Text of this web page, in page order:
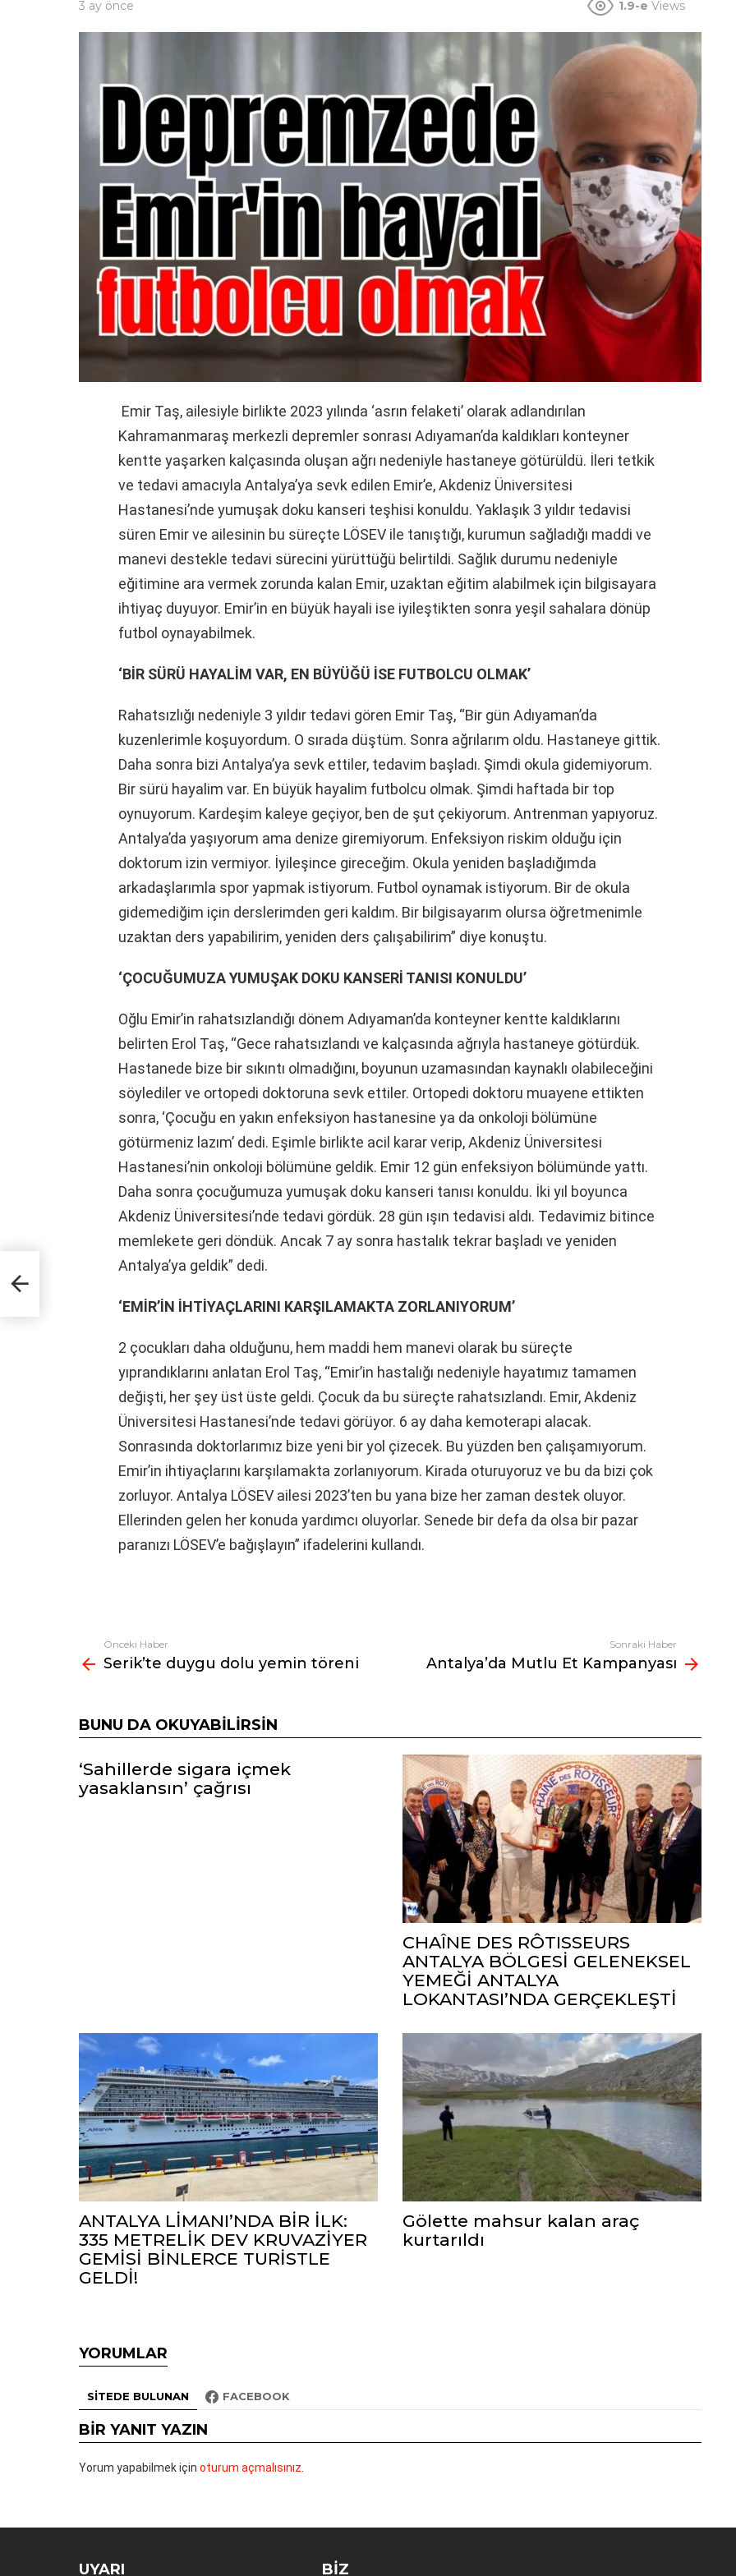
3 ay önce 1.9-e Views
Emir Taş, ailesiyle birlikte 2023 yılında ‘asrın felaketi’ olarak adlandırılan
Kahramanmaraş merkezli depremler sonrası Adıyaman’da kaldıkları konteyner
kentte yaşarken kalçasında oluşan ağrı nedeniyle hastaneye götürüldü. İleri tetkik
ve tedavi amacıyla Antalya’ya sevk edilen Emir’e, Akdeniz Üniversitesi
Hastanesi’nde yumuşak doku kanseri teşhisi konuldu. Yaklaşık 3 yıldır tedavisi
süren Emir ve ailesinin bu süreçte LÖSEV ile tanıştığı, kurumun sağladığı maddi ve
manevi destekle tedavi sürecini yürüttüğü belirtildi. Sağlık durumu nedeniyle
eğitimine ara vermek zorunda kalan Emir, uzaktan eğitim alabilmek için bilgisayara
ihtiyaç duyuyor. Emir’in en büyük hayali ise iyileştikten sonra yeşil sahalara dönüp
futbol oynayabilmek.
‘BİR SÜRÜ HAYALİM VAR, EN BÜYÜĞÜ İSE FUTBOLCU OLMAK’
Rahatsızlığı nedeniyle 3 yıldır tedavi gören Emir Taş, “Bir gün Adıyaman’da
kuzenlerimle koşuyordum. O sırada düştüm. Sonra ağrılarım oldu. Hastaneye gittik.
Daha sonra bizi Antalya’ya sevk ettiler, tedavim başladı. Şimdi okula gidemiyorum.
Bir sürü hayalim var. En büyük hayalim futbolcu olmak. Şimdi haftada bir top
oynuyorum. Kardeşim kaleye geçiyor, ben de şut çekiyorum. Antrenman yapıyoruz.
Antalya’da yaşıyorum ama denize giremiyorum. Enfeksiyon riskim olduğu için
doktorum izin vermiyor. İyileşince gireceğim. Okula yeniden başladığımda
arkadaşlarımla spor yapmak istiyorum. Futbol oynamak istiyorum. Bir de okula
gidemediğim için derslerimden geri kaldım. Bir bilgisayarım olursa öğretmenimle
uzaktan ders yapabilirim, yeniden ders çalışabilirim” diye konuştu.
‘ÇOCUĞUMUZA YUMUŞAK DOKU KANSERİ TANISI KONULDU’
Oğlu Emir’in rahatsızlandığı dönem Adıyaman’da konteyner kentte kaldıklarını
belirten Erol Taş, “Gece rahatsızlandı ve kalçasında ağrıyla hastaneye götürdük.
Hastanede bize bir sıkıntı olmadığını, boyunun uzamasından kaynaklı olabileceğini
söylediler ve ortopedi doktoruna sevk ettiler. Ortopedi doktoru muayene ettikten
sonra, ‘Çocuğu en yakın enfeksiyon hastanesine ya da onkoloji bölümüne
götürmeniz lazım’ dedi. Eşimle birlikte acil karar verip, Akdeniz Üniversitesi
Hastanesi’nin onkoloji bölümüne geldik. Emir 12 gün enfeksiyon bölümünde yattı.
Daha sonra çocuğumuza yumuşak doku kanseri tanısı konuldu. İki yıl boyunca
Akdeniz Üniversitesi’nde tedavi gördük. 28 gün ışın tedavisi aldı. Tedavimiz bitince
memlekete geri döndük. Ancak 7 ay sonra hastalık tekrar başladı ve yeniden
Antalya’ya geldik” dedi.
‘EMİR’İN İHTİYAÇLARINI KARŞILAMAKTA ZORLANIYORUM’
2 çocukları daha olduğunu, hem maddi hem manevi olarak bu süreçte
yıprandıklarını anlatan Erol Taş, “Emir’in hastalığı nedeniyle hayatımız tamamen
değişti, her şey üst üste geldi. Çocuk da bu süreçte rahatsızlandı. Emir, Akdeniz
Üniversitesi Hastanesi’nde tedavi görüyor. 6 ay daha kemoterapi alacak.
Sonrasında doktorlarımız bize yeni bir yol çizecek. Bu yüzden ben çalışamıyorum.
Emir’in ihtiyaçlarını karşılamakta zorlanıyorum. Kirada oturuyoruz ve bu da bizi çok
zorluyor. Antalya LÖSEV ailesi 2023’ten bu yana bize her zaman destek oluyor.
Ellerinden gelen her konuda yardımcı oluyorlar. Senede bir defa da olsa bir pazar
paranızı LÖSEV’e bağışlayın” ifadelerini kullandı.
Fazlasına
bak
Önceki Haber
Serik’te duygu dolu yemin töreni
Sonraki Haber
Antalya’da Mutlu Et Kampanyası
BUNU DA OKUYABILIRSIN
‘Sahillerde sigara içmek
yasaklansın’ çağrısı
CHAÎNE DES RÔTISSEURS
ANTALYA BÖLGESİ GELENEKSEL
YEMEĞİ ANTALYA
LOKANTASI’NDA GERÇEKLEŞTİ
ANTALYA LİMANI’NDA BİR İLK:
335 METRELİK DEV KRUVAZİYER
GEMİSİ BİNLERCE TURİSTLE
GELDİ!
Gölette mahsur kalan araç
kurtarıldı
YORUMLAR
SITEDE BULUNAN FACEBOOK
BIR YANIT YAZIN
Yorum yapabilmek için oturum açmalısınız
UYARI BIZ